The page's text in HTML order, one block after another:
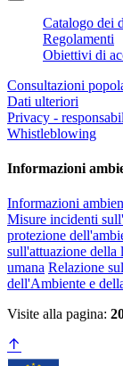
Catalogo dei
Regolamenti
Obiettivi di
Consultazioni
Dati ulteriori
Privacy -
Whistleblowing
Informazioni
Informazioni
Misure incidenti
protezione
sull'attuazione della
umana Relazione
dell'Ambiente e
Visite alla pagina: